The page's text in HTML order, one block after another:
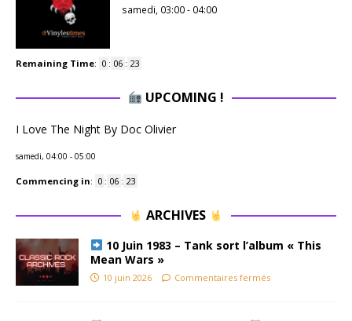
samedi, 03:00- 04:00
Remaining Time: 0 : 06 : 23
UPCOMING !
I Love The Night By Doc Olivier
samedi, 04:00 - 05:00
Commencing in: 0 : 06 : 23
ARCHIVES
10 Juin 1983 – Tank sort l’album « This
Mean Wars »
10 juin 2026 Commentaires fermés